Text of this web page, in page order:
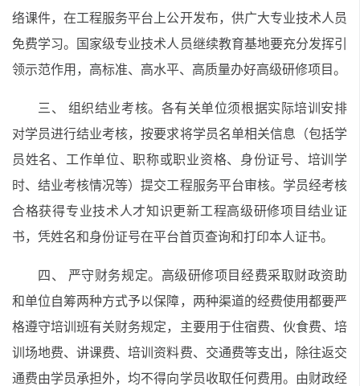
络课件，在工程服务平台上公开发布，供广大专业技术人员
免费学习。国家级专业技术人员继续教育基地要充分发挥引
领示范作用，高标准、高水平、高质量办好高级研修项目。
三、 组织结业考核。各有关单位须根据实际培训安排
对学员进行结业考核，按要求将学员名单相关信息（包括学
员姓名、工作单位、职称或职业资格、身份证号、培训学
时、结业考核情况等）提交工程服务平台审核。学员经考核
合格获得专业技术人才知识更新工程高级研修项目结业证
书，凭姓名和身份证号在平台首页查询和打印本人证书。
四、 严守财务规定。高级研修项目经费采取财政资助
和单位自筹两种方式予以保障，两种渠道的经费使用都要严
格遵守培训班有关财务规定，主要用于住宿费、伙食费、培
训场地费、讲课费、培训资料费、交通费等支出，除往返交
通费由学员承担外，均不得向学员收取任何费用。由财政经